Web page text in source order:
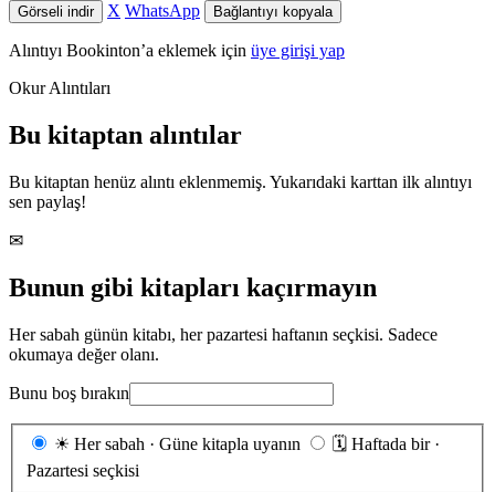
Görseli indir X WhatsApp Bağlantıyı kopyala
Alıntıyı Bookinton’a eklemek için üye girişi yap
Okur Alıntıları
Bu kitaptan alıntılar
Bu kitaptan henüz alıntı eklenmemiş. Yukarıdaki karttan ilk alıntıyı
sen paylaş!
✉
Bunun gibi kitapları kaçırmayın
Her sabah günün kitabı, her pazartesi haftanın seçkisi. Sadece
okumaya değer olanı.
Bunu boş bırakın
Gönderim
sıklığı
☀ Her sabah · Güne kitapla uyanın 🗓 Haftada bir ·
Pazartesi seçkisi